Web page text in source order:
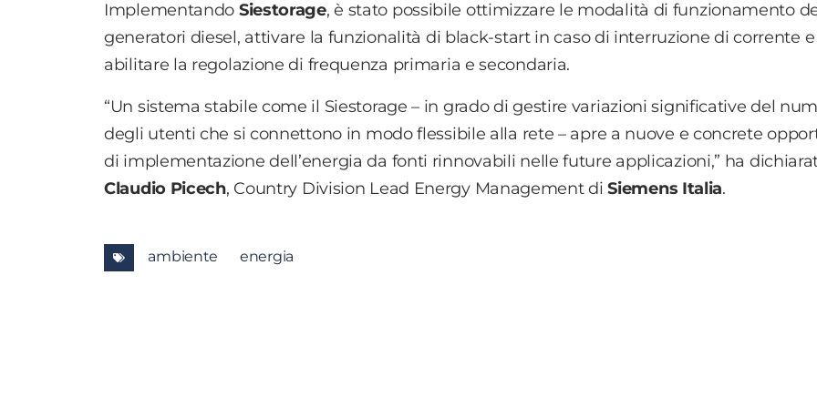
Implementando Siestorage, è stato possibile ottimizzare le modalità di funzionamento
generatori diesel, attivare la funzionalità di black-start in caso di interruzione di corrente e
abilitare la regolazione di frequenza primaria e secondaria.
“Un sistema stabile come il Siestorage – in grado di gestire variazioni significative del
degli utenti che si connettono in modo flessibile alla rete – apre a nuove e concrete
di implementazione dell’energia da fonti rinnovabili nelle future applicazioni,” ha
Claudio Picech, Country Division Lead Energy Management diSiemens Italia.
ambiente energia